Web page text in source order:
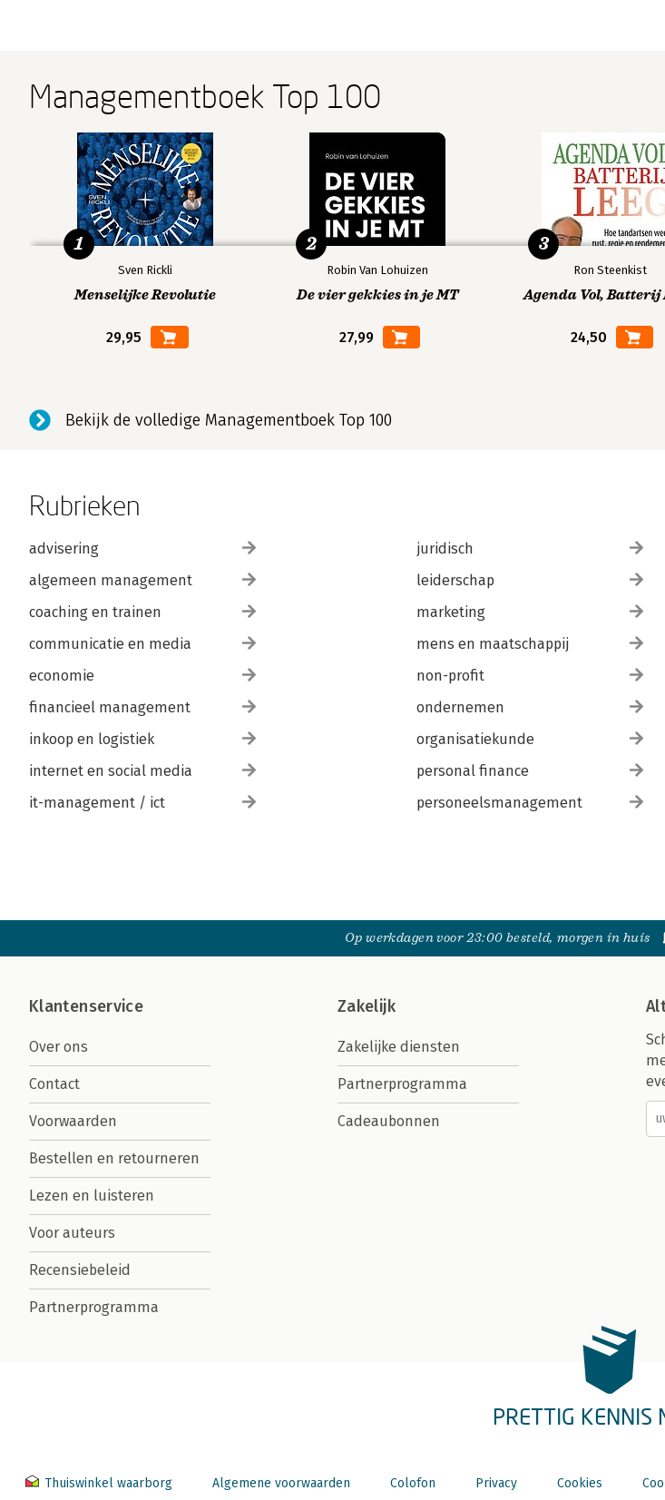
Managementboek Top 100
Sven Rickli
Menselijke Revolutie
29,95
1
Robin Van Lohuizen
De vier gekkies in je MT
27,99
2
Ron Steenkist
Agenda Vol, Batterij
24,50
3
Bekijk de volledige Managementboek Top 100
Rubrieken
advisering
algemeen management
coaching en trainen
communicatie en media
economie
financieel management
inkoop en logistiek
internet en social media
it-management / ict
juridisch
leiderschap
marketing
mens en maatschappij
non-profit
ondernemen
organisatiekunde
personal finance
personeelsmanagement
Op werkdagen voor 23:00 besteld, morgen in huis
Klantenservice
Over ons
Contact
Voorwaarden
Bestellen en retourneren
Lezen en luisteren
Voor auteurs
Recensiebeleid
Partnerprogramma
Zakelijk
Zakelijke diensten
Partnerprogramma
Cadeaubonnen
PRETTIG KENNIS
Thuiswinkel waarborg Algemene voorwaarden Colofon Privacy Cookies